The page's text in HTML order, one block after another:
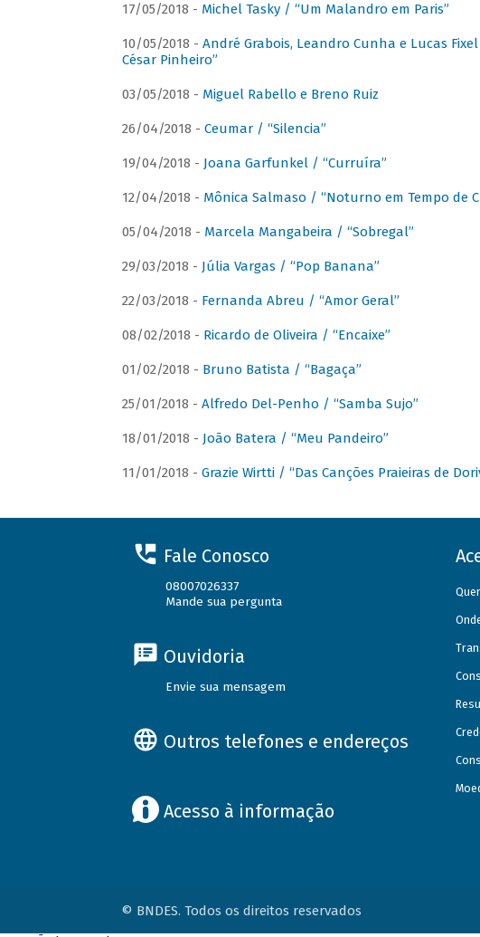
17/05/2018 - Michel Tasky / “Um Malandro em Paris”
10/05/2018 - André Grabois, Leandro Cunha e Lucas
César Pinheiro”
03/05/2018 - Miguel Rabello e Breno Ruiz
26/04/2018 - Ceumar / “Silencia”
19/04/2018 - Joana Garfunkel / “Curruíra”
12/04/2018 - Mônica Salmaso / “Noturno em Tempo de
05/04/2018 - Marcela Mangabeira / “Sobregal”
29/03/2018 - Júlia Vargas / “Pop Banana”
22/03/2018 - Fernanda Abreu / “Amor Geral”
08/02/2018 - Ricardo de Oliveira / “Encaixe”
01/02/2018 - Bruno Batista / “Bagaça”
25/01/2018 - Alfredo Del-Penho / “Samba Sujo”
18/01/2018 - João Batera / “Meu Pandeiro”
11/01/2018 - Grazie Wirtti / “Das Canções Praieiras de
Fale Conosco
08007026337
Mande sua pergunta
Ouvidoria
Envie sua mensagem
Outros telefones e endereços
Acesso à informação
© BNDES. Todos os direitos reservados